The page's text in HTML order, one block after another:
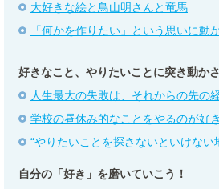
大好きな絵と鳥山明さんと竜馬
「何かを作りたい」という思いに動
好きなこと、やりたいことに突き動か
人生最大の失敗は、それからの先の
学校の昼休み的なことをやるのが好
“やりたいことを探さないといけない
自分の「好き」を磨いていこう！